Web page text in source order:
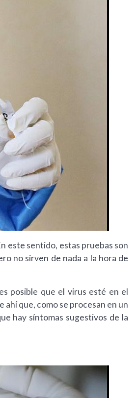
este sentido, estas pruebas son
no sirven de nada a la hora de
posible que el virus esté en el
que, como se procesan en un
hay síntomas sugestivos de la